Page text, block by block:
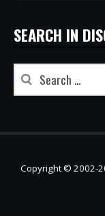
SEARCH IN
Copyright © 2002-